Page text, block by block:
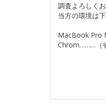
調査よろしくお
当方の環境は
MacBook Pro
Chrom………（